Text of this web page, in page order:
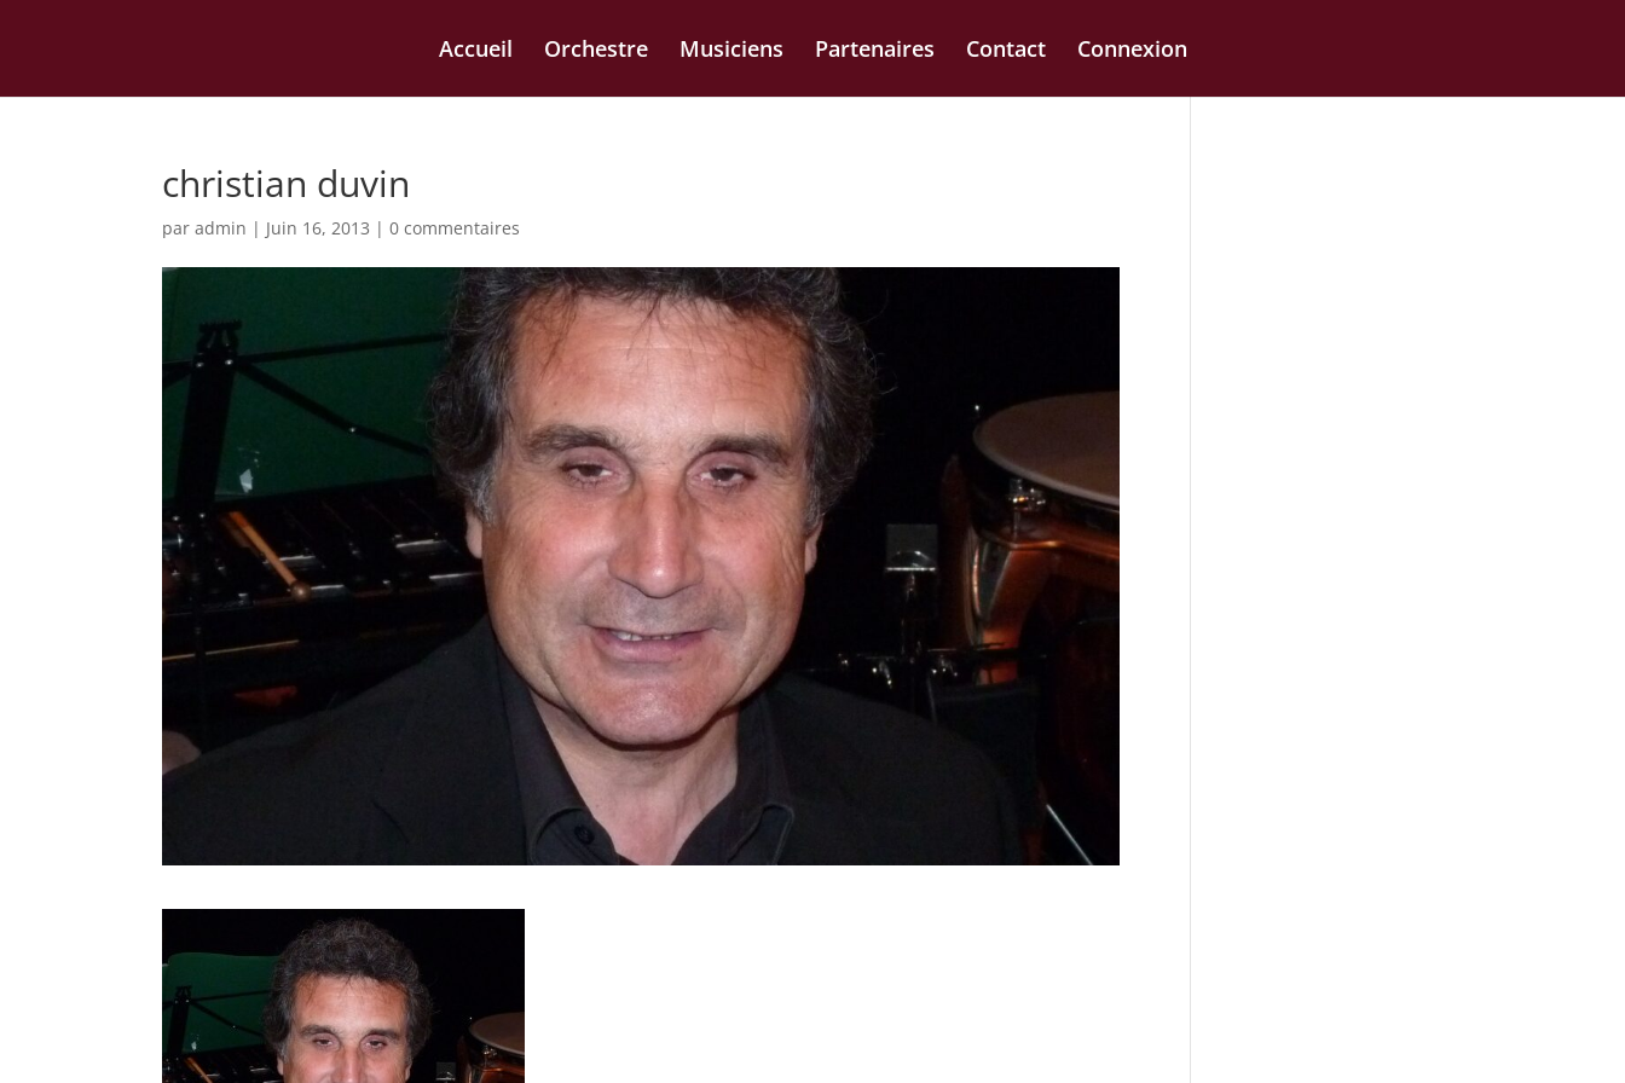
Accueil Orchestre Musiciens Partenaires Contact Connexion
christian duvin
paradmin | Juin 16, 2013 |0 commentaires